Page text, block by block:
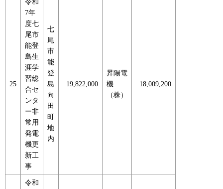
25
令和
7年
度七
尾市
能登
島生
涯学
習総
合セ
ンタ
ー非
常用
発電
機更
新工
事
七
尾
市
能
登
島
向
田
町
地
内
19,822,000
昇陽電
機
（株）
18,009,200
令和